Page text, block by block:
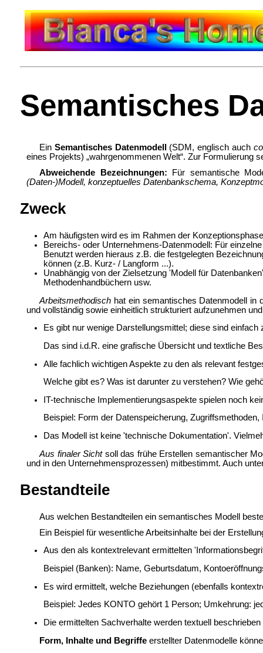
Semantisches
Ein Semantisches Datenmodell (SDM, englisch auch
eines Projekts) „wahrgenommenen Welt“. Zur
Abweichende Bezeichnungen: Für semantische
(Daten-)Modell, konzeptuelles Datenbankschema,
Zweck
Am häufigsten wird es im Rahmen der
Bereichs- oder Unternehmens-Datenmodell: Für
Benutzt werden hieraus z.B. die festgelegten
können (z.B. Kurz- / Langform ...).
Unabhängig von der Zielsetzung 'Modell für
Methodenhandbüchern usw.
Arbeitsmethodischhat ein semantisches Datenmodell in
und vollständig sowie einheitlich strukturiert aufzunehmen
Es gibt nur wenige Darstellungsmittel; diese sind
Das sind i.d.R. eine grafische Übersicht und textliche
Alle fachlich wichtigen Aspekte zu den als relevant
Welche gibt es? Was ist darunter zu verstehen? Wie
IT-technische Implementierungsaspekte spielen noch
Beispiel: Form der Datenspeicherung,
Das Modell ist keine 'technische Dokumentation'.
Aus finaler Sichtsoll das frühe Erstellen semantischer
und in den Unternehmensprozessen) mitbestimmt. Auch
Bestandteile
Aus welchen Bestandteilen ein semantisches Modell
Ein Beispiel für wesentliche Arbeitsinhalte bei der
Aus den als kontextrelevant ermittelten
Beispiel (Banken): Name, Geburtsdatum,
Es wird ermittelt, welche Beziehungen (ebenfalls
Beispiel: Jedes KONTO gehört 1 Person; Umkehrung:
Die ermittelten Sachverhalte werden textuell
Form, Inhalte und Begriffeerstellter Datenmodelle